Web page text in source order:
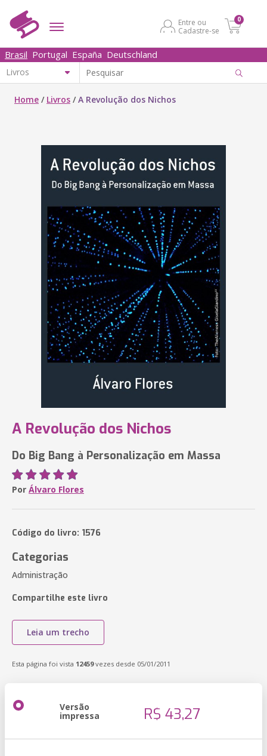
Entre ou
Cadastre-se
0
Brasil Portugal España Deutschland
Home / Livros /A Revolução dos Nichos
A Revolução dos Nichos
Do Big Bang à Personalização em Massa
Por Álvaro Flores
Código do livro: 1576
Categorias
Administração
Compartilhe este livro
Leia um trecho
Esta página foi vista 12459vezes desde 05/01/2011
Versão
impressa R$ 43,27